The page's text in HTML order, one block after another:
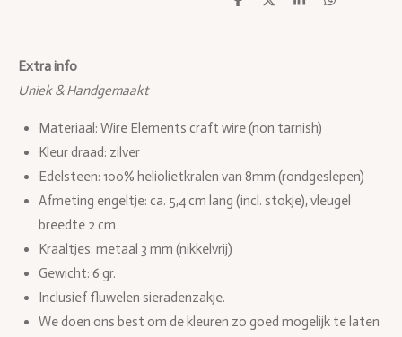
D
D
S
D
Extra info
Uniek & Handgemaakt
Materiaal: Wire Elements craft wire (non tarnish)
Kleur draad: zilver
Edelsteen: 100% heliolietkralen van 8mm (rondgeslepen)
Afmeting engeltje: ca. 5,4 cm lang (incl. stokje), vleugel
breedte 2 cm
Kraaltjes: metaal 3 mm (nikkelvrij)
Gewicht: 6 gr.
Inclusief fluwelen sieradenzakje.
We doen ons best om de kleuren zo goed mogelijk te laten